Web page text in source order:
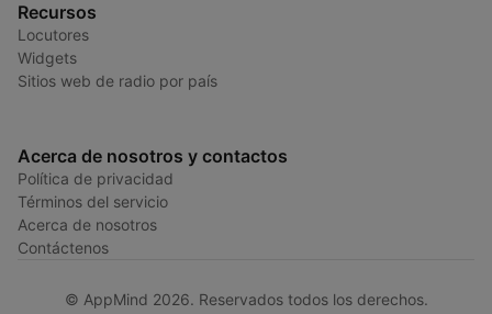
Recursos
Locutores
Widgets
Sitios web de radio por país
Acerca de nosotros y contactos
Política de privacidad
Términos del servicio
Acerca de nosotros
Contáctenos
© AppMind 2026. Reservados todos los derechos.